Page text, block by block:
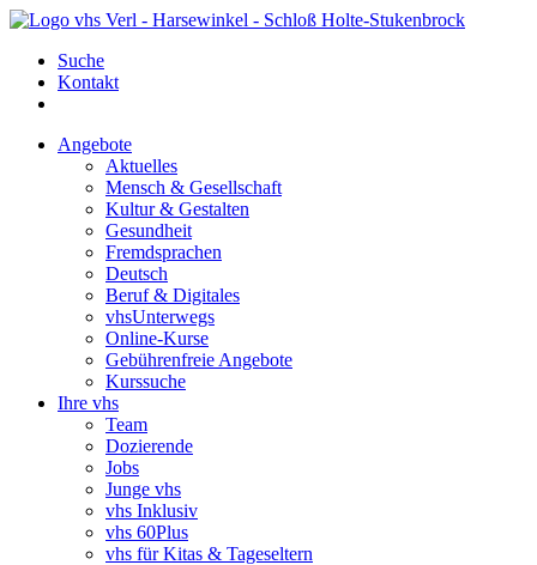
Suche
Kontakt
Angebote
Aktuelles
Mensch & Gesellschaft
Kultur & Gestalten
Gesundheit
Fremdsprachen
Deutsch
Beruf & Digitales
vhsUnterwegs
Online-Kurse
Gebührenfreie Angebote
Kurssuche
Ihre vhs
Team
Dozierende
Jobs
Junge vhs
vhs Inklusiv
vhs 60Plus
vhs für Kitas & Tageseltern